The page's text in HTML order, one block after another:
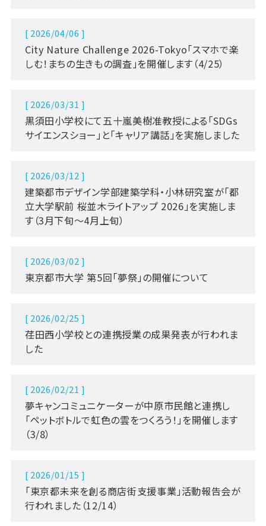
[ 2026/04/06 ]
City Nature Challenge 2026-Tokyo「スマホで楽
しむ！まちの生きもの調査」を開催します（4/25）
[ 2026/03/31 ]
黒須田小学校にて五十嵐美樹准教授による「SDGs
サイエンスショー」と「キャリア講話」を実施しました
[ 2026/03/12 ]
建築都市デザイン学部建築学科・小林研究室が「都
立大学駅前 桜並木ライトアップ 2026」を実施しま
す（3月下旬～4月上旬）
[ 2026/03/02 ]
東京都市大学 第5回「夢祭」の開催について
[ 2026/02/25 ]
荏田西小学校との連携授業の成果発表が行われま
した
[ 2026/02/21 ]
夢キャンコミュニケーターが中原市民館と連携し
「ペットボトルで虹色の雲をつくろう！」を開催します
（3/8）
[ 2026/01/15 ]
「東京都未来を創る商店街支援事業」活動報告会が
行われました（12/14）